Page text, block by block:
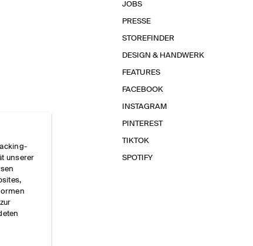
JOBS
PRESSE
STOREFINDER
DESIGN & HANDWERK
FEATURES
FACEBOOK
INSTAGRAM
PINTEREST
TIKTOK
SPOTIFY
unserer